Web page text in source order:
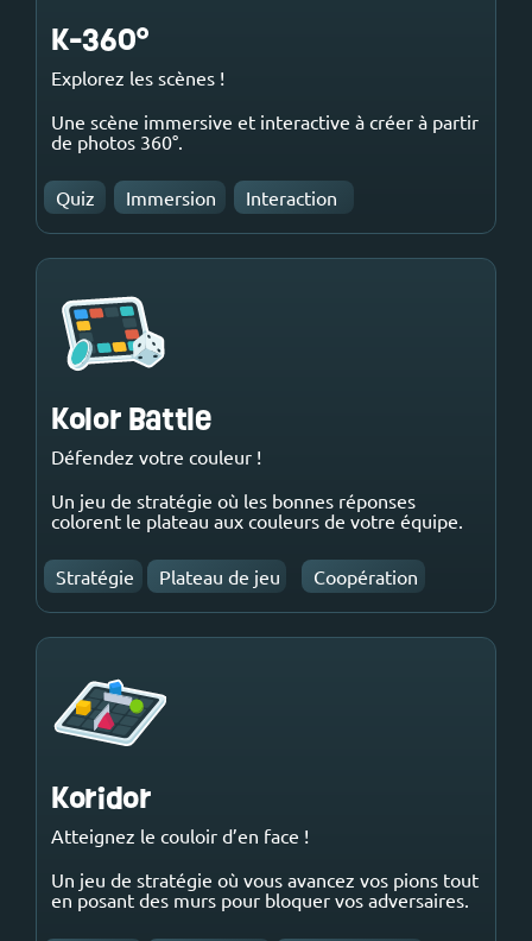
K-360°
Explorez les scènes !
Une scène immersive et interactive à créer à partir
de photos 360°.
Quiz Immersion Interaction
Kolor Battle
Défendez votre couleur !
Un jeu de stratégie où les bonnes réponses
colorent le plateau aux couleurs de votre équipe.
Stratégie Plateau de jeu Coopération
Koridor
Atteignez le couloir d’en face !
Un jeu de stratégie où vous avancez vos pions tout
en posant des murs pour bloquer vos adversaires.